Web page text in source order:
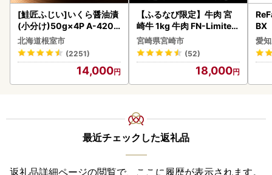
[鮭匠ふじい]いくら醤油漬
(小分け)50g×4P A-4209
5
北海道根室市
(2251)
14,000
【ふるなび限定】牛肉 宮
崎牛 1kg 牛肉 FN-Limited
-VO
宮崎県宮崎市
(52)
18,000
BX
ー
ファ
愛
最近チェックした返礼品
返礼品詳細ページの閲覧で、ここに履歴が表示されます。